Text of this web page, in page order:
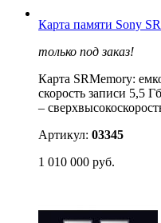
Карта памяти Sony
только под заказ!
Карта SRMemory:
скорость записи 5,5
–
Артикул: 03345
1 010 000 руб.